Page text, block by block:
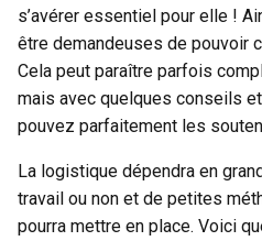
s’avérer essentiel pour elle !
être demandeuses de pouvoir
Cela peut paraître parfois
mais avec quelques conseils et
pouvez parfaitement les
La logistique dépendra en
travail ou non et de petites
pourra mettre en place. Voici